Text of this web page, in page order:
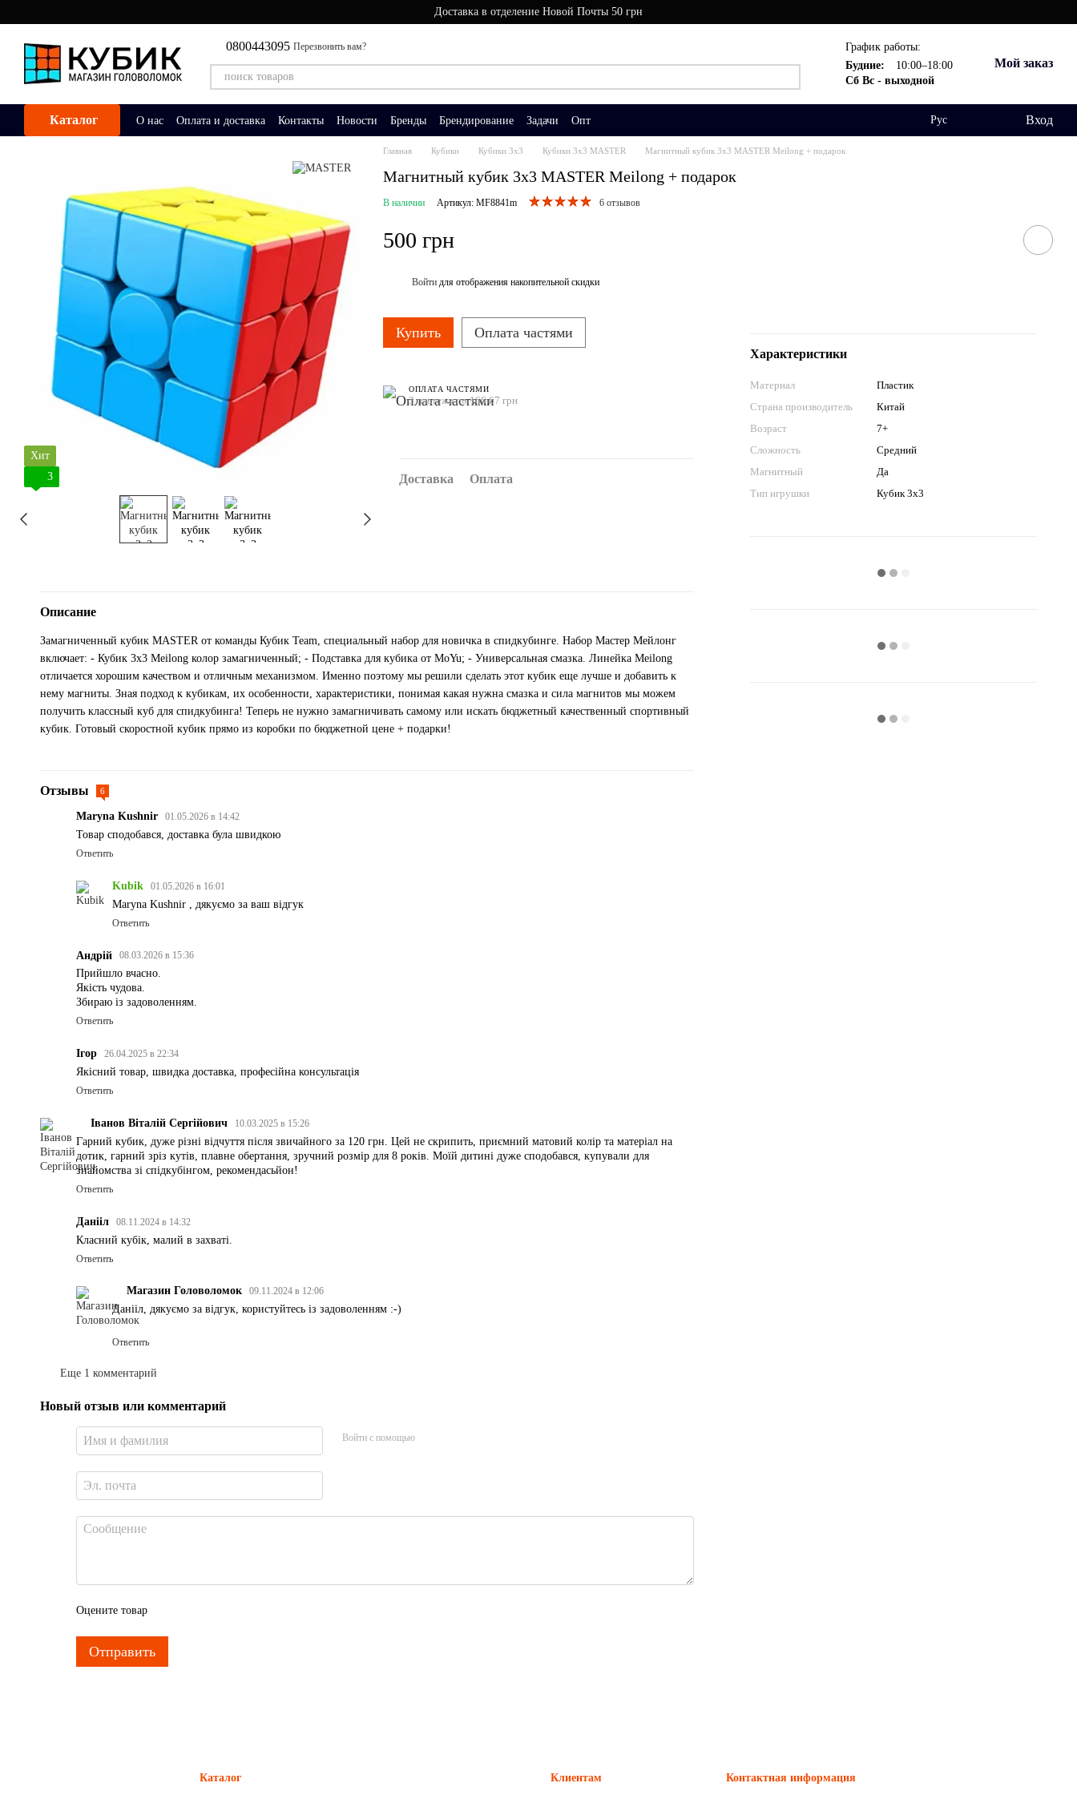
Доставка в отделение Новой Почты 50 грн
0800443095 Перезвонить вам?
График работы:
Будние:
10:00–18:00
Сб Вс - выходной
Мой заказ
Каталог О нас Оплата и доставка Контакты Новости Бренды Брендирование Задачи Опт Рус Вход
Хит
3
Главная Кубики Кубики 3x3 Кубики 3x3 MASTER Магнитный кубик 3х3 MASTER Meilong + подарок
Магнитный кубик 3х3 MASTER Meilong + подарок
В наличии Артикул: MF8841m 6 отзывов
500 грн
Войти для отображения накопительной скидки
Купить Оплата частями
ОПЛАТА ЧАСТЯМИ
3 платежа по 166.67 грн
Доставка Оплата
Характеристики
Материал
Пластик
Страна производитель
Китай
Возраст
7+
Сложность
Средний
Магнитный
Да
Тип игрушки
Кубик 3x3
Описание
Замагниченный кубик MASTER от команды Кубик Team, специальный набор для новичка в спидкубинге. Набор Мастер Мейлонг
включает: - Кубик 3x3 Meilong колор замагниченный; - Подставка для кубика от MoYu; - Универсальная смазка. Линейка Meilong
отличается хорошим качеством и отличным механизмом. Именно поэтому мы решили сделать этот кубик еще лучше и добавить к
нему магниты. Зная подход к кубикам, их особенности, характеристики, понимая какая нужна смазка и сила магнитов мы можем
получить классный куб для спидкубинга! Теперь не нужно замагничивать самому или искать бюджетный качественный спортивный
кубик. Готовый скоростной кубик прямо из коробки по бюджетной цене + подарки!
Отзывы 6
Maryna Kushnir 01.05.2026 в 14:42
Товар сподобався, доставка була швидкою
Ответить
Kubik 01.05.2026 в 16:01
Maryna Kushnir , дякуємо за ваш відгук
Ответить
Андрій 08.03.2026 в 15:36
Прийшло вчасно.
Якість чудова.
Збираю із задоволенням.
Ответить
Ігор 26.04.2025 в 22:34
Якісний товар, швидка доставка, професійна консультація
Ответить
Іванов Віталій Сергійович 10.03.2025 в 15:26
Гарний кубик, дуже різні відчуття після звичайного за 120 грн. Цей не скрипить, приємний матовий колір та матеріал на
дотик, гарний зріз кутів, плавне обертання, зручний розмір для 8 років. Моїй дитині дуже сподобався, купували для
знайомства зі спідкубінгом, рекомендасьйон!
Ответить
Данііл 08.11.2024 в 14:32
Класний кубік, малий в захваті.
Ответить
Магазин Головоломок 09.11.2024 в 12:06
Данііл, дякуємо за відгук, користуйтесь із задоволенням :-)
Ответить
Еще 1 комментарий
Новый отзыв или комментарий
Войти с помощью
Оцените товар
Отправить
Каталог
Клиентам
Контактная информация